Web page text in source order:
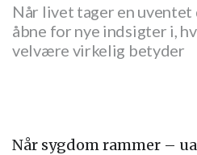
Når livet tager en uventet
åbne for nye indsigter i,
velvære virkelig betyder
Når sygdom rammer –